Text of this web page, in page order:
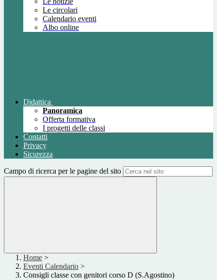
Le circolari
Calendario eventi
Albo online
Didattica
Panoramica
Offerta formativa
I progetti delle classi
Contatti
Privacy
Sicurezza
Campo di ricerca per le pagine del sito
Home >
Eventi Calendario >
Consigli classe con genitori corso D (S.Agostino)